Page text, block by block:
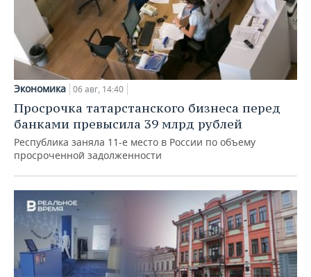
Экономика 06 авг, 14:40
Просрочка татарстанского бизнеса перед
банками превысила 39 млрд рублей
Республика заняла 11-е место в России по объему
просроченной задолженности